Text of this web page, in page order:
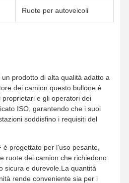
Ruote per autoveicoli
prodotto di alta qualità adatto a
dei camion.questo bullone è
e gli operatori dei
ISO, garantendo che i suoi
soddisfino i requisiti del
è progettato per l'uso pesante,
ruote dei camion che richiedono
sicura e durevole.La quantità
rende conveniente sia per i